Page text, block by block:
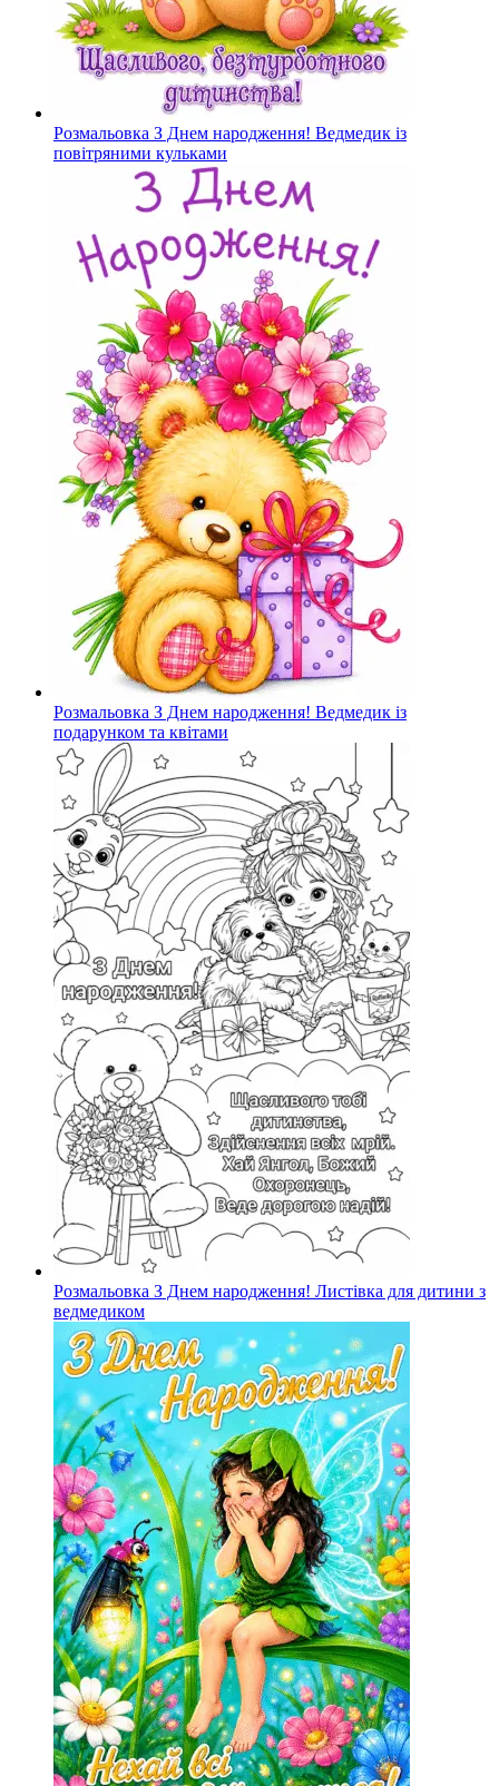
Розмальовка З Днем народження! Ведмедик із
повітряними кульками
Розмальовка З Днем народження! Ведмедик із
подарунком та квітами
Розмальовка З Днем народження! Листівка для дитини з
ведмедиком